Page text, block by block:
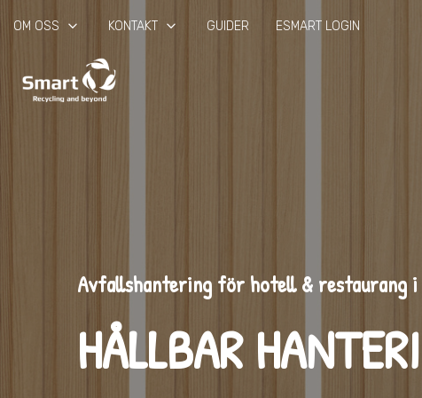
OM OSS keyboard_arrow_down KONTAKT keyboard_arrow_down GUIDER ESMART LOGIN
Avfallshantering för hotell & restaurang i
HÅLLBAR